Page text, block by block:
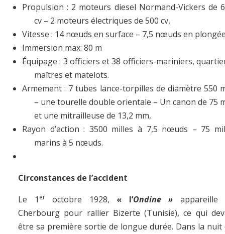
Propulsion : 2 moteurs diesel Normand-Vickers de
cv – 2 moteurs électriques de 500 cv,
Vitesse : 14 nœuds en surface – 7,5 nœuds en
Immersion max: 80 m
Équipage : 3 officiers et 38 officiers-mariniers,
maîtres et matelots.
Armement : 7 tubes lance-torpilles de diamètre 550
– une tourelle double orientale – Un canon de 75
et une mitrailleuse de 13,2 mm,
Rayon d’action : 3500 milles à 7,5 nœuds – 75
marins à 5 nœuds.
Circonstances de l’accident
Le 1 eroctobre 1928, « l’Ondine » appareille
Cherbourg pour rallier Bizerte (Tunisie), ce qui
être sa première sortie de longue durée. Dans la nuit